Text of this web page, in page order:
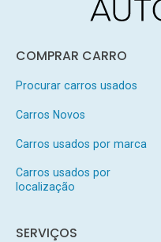
COMPRAR CARRO
Procurar carros usados
Carros Novos
Carros usados por marca
Carros usados por
localização
SERVIÇOS